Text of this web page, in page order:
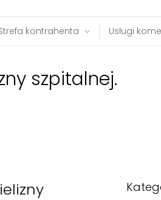
kontrahenta Usługi
szpitalnej.